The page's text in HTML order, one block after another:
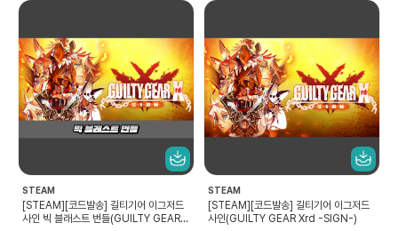
STEAM
[STEAM][코드발송] 길티기어 이그저드
사인 빅 블래스트 번들(GUILTY GEAR X
STEAM
[STEAM][코드발송] 길티기어 이그저드
사인(GUILTY GEAR Xrd -SIGN-)